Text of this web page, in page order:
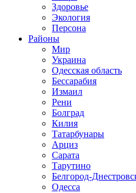
Здоровье
Экология
Персона
Районы
Мир
Украина
Одесская область
Бессарабия
Измаил
Рени
Болград
Килия
Татарбунары
Арциз
Сарата
Тарутино
Белгород-
Одесса